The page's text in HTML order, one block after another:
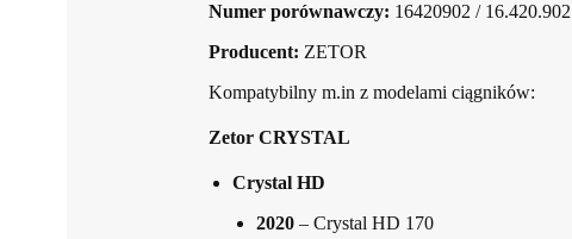
Numer porównawczy: 16420902 / 16.420.902
Producent: ZETOR
Kompatybilny m.in z modelami ciągników:
Zetor CRYSTAL
Crystal HD
2020– Crystal HD 170